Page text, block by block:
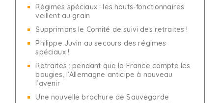
Régimes spéciaux : les hauts-fonctionnaires
veillent au grain
Supprimons le Comité de suivi des retraites !
Philippe Juvin au secours des régimes
spéciaux !
Retraites : pendant que la France compte les
bougies, l’Allemagne anticipe à nouveau
l’avenir
Une nouvelle brochure de Sauvegarde